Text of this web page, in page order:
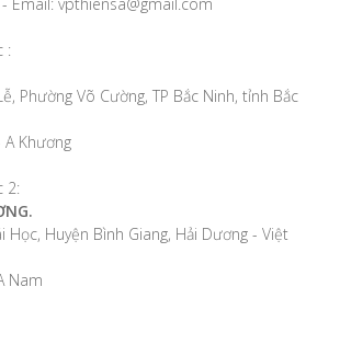
:
Phường Võ Cường, TP Bắc Ninh, tỉnh Bắc
Khương
2:
Học, Huyện Bình Giang, Hải Dương - Việt
Nam